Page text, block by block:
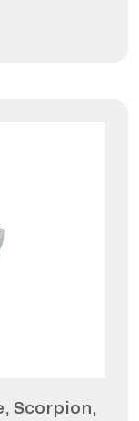
Scorpion,